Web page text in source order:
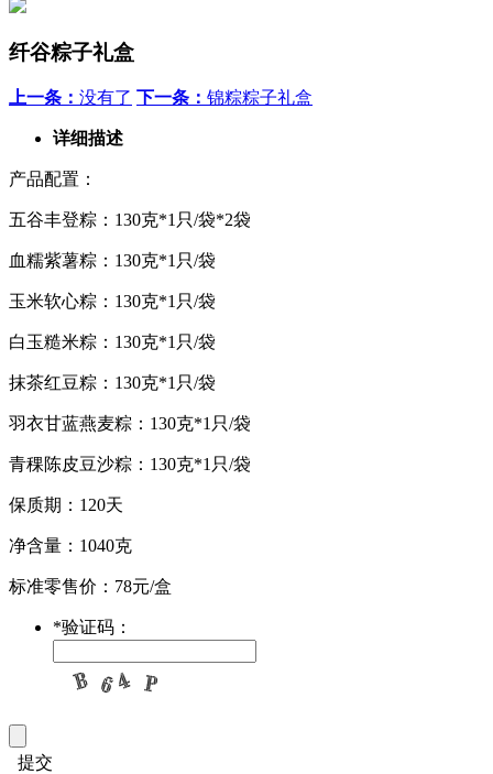
纤谷粽子礼盒
上一条： 没有了 下一条： 锦粽粽子礼盒
详细描述
产品配置：
五谷丰登粽：130克*1只/袋*2袋
血糯紫薯粽：130克*1只/袋
玉米软心粽：130克*1只/袋
白玉糙米粽：130克*1只/袋
抹茶红豆粽：130克*1只/袋
羽衣甘蓝燕麦粽：130克*1只/袋
青稞陈皮豆沙粽：130克*1只/袋
保质期：120天
净含量：1040克
标准零售价：78元/盒
*验证码：
提交